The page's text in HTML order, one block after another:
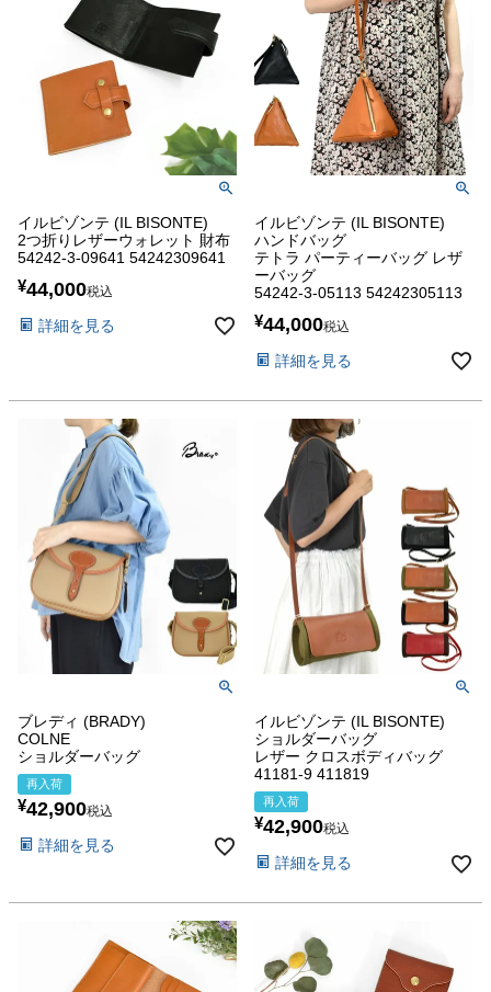
イルビゾンテ (IL BISONTE)
2つ折りレザーウォレット 財布
54242-3-09641 54242309641
¥44,000税込
詳細を見る
イルビゾンテ (IL BISONTE)
ハンドバッグ
テトラ パーティーバッグ レザ
ーバッグ
54242-3-05113 54242305113
¥44,000税込
詳細を見る
ブレディ (BRADY)
COLNE
ショルダーバッグ
再入荷
¥42,900税込
詳細を見る
イルビゾンテ (IL BISONTE)
ショルダーバッグ
レザー クロスボディバッグ
41181-9 411819
再入荷
¥42,900税込
詳細を見る